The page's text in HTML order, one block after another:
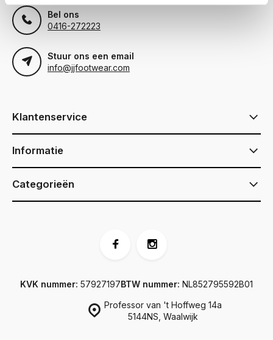
Bel ons
0416-272223
Stuur ons een email
info@jjfootwear.com
Klantenservice
Informatie
Categorieën
Professor van 't Hoffweg 14a
5144NS, Waalwijk
KVK nummer: 57927197BTW nummer: NL852795592B01